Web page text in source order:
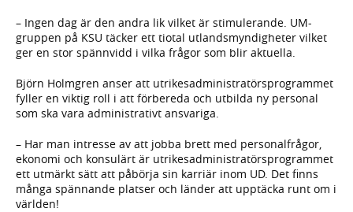
– Ingen dag är den andra lik vilket är stimulerande. UM-
gruppen på KSU täcker ett tiotal utlandsmyndigheter vilket
ger en stor spännvidd i vilka frågor som blir aktuella.
Björn Holmgren anser att utrikesadministratörsprogrammet
fyller en viktig roll i att förbereda och utbilda ny personal
som ska vara administrativt ansvariga.
– Har man intresse av att jobba brett med personalfrågor,
ekonomi och konsulärt är utrikesadministratörsprogrammet
ett utmärkt sätt att påbörja sin karriär inom UD. Det finns
många spännande platser och länder att upptäcka runt om i
världen!